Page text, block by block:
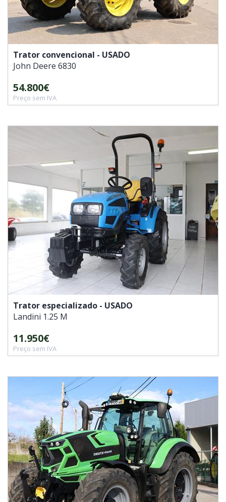
Trator convencional - USADO
John Deere 6830
54.800€
Preço sem IVA
Trator especializado - USADO
Landini 1.25 M
11.950€
Preço sem IVA